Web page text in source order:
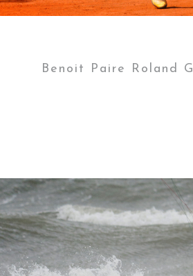
Benoit Paire Roland